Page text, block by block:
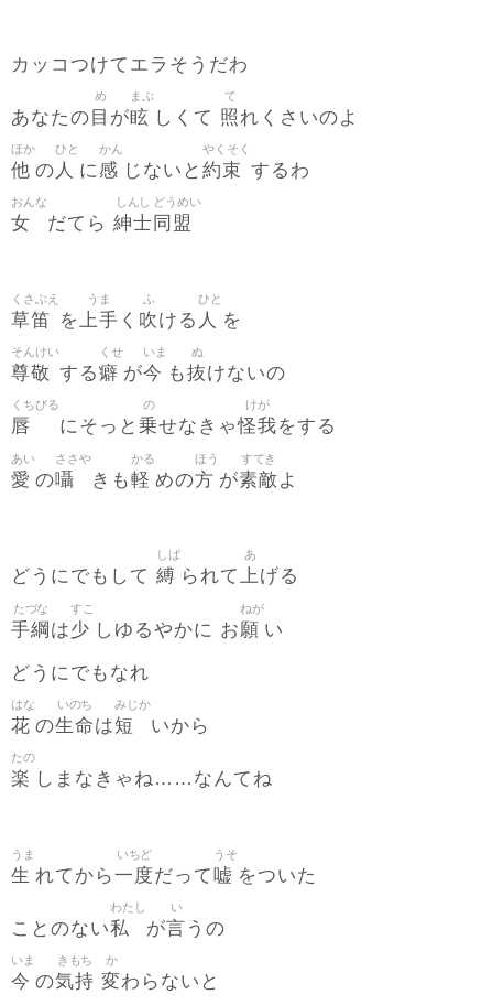
カッコつけてエラそうだわ
あなたの 目
め
が眩
まぶ
しくて 照
て
れくさいのよ
他
ほか
の 人
ひと
に感
かん
じないと 約束
やくそく
するわ
女
おんな
だてら 紳士
しんし
同盟
どうめい
草笛
くさぶえ
を 上手
うま
く 吹
ふ
ける 人
ひと
を
尊敬
そんけい
する癖
くせ
が今
いま
も抜
ぬ
けないの
唇
くちびる
にそっと 乗
の
せなきゃ怪我
けが
をする
愛
あい
の囁
ささや
きも軽
かる
めの方
ほう
が素敵
すてき
よ
どうにでもして 縛
しば
られて上
あ
げる
手綱
たづな
は少
すこ
しゆるやかに お願
ねが
い
どうにでもなれ
花
はな
の生命
いのち
は短
みじか
いから
楽
たの
しまなきゃね……なんてね
生
うま
れてから一度
いちど
だって 嘘
うそ
をついた
ことのない私
わたし
が言
い
うの
今
いま
の気持
きもち
変
か
わらないと